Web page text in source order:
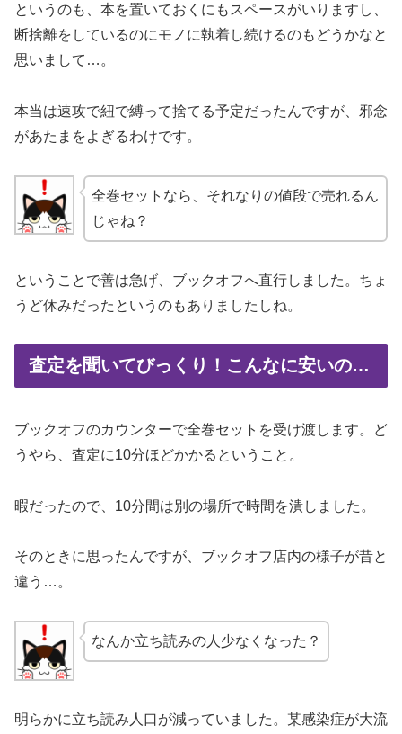
というのも、本を置いておくにもスペースがいりますし、
断捨離をしているのにモノに執着し続けるのもどうかなと
思いまして…。
本当は速攻で紐で縛って捨てる予定だったんですが、邪念
があたまをよぎるわけです。
全巻セットなら、それなりの値段で売れるん
じゃね？
ということで善は急げ、ブックオフへ直行しました。ちょ
うど休みだったというのもありましたしね。
査定を聞いてびっくり！こんなに安いの…
ブックオフのカウンターで全巻セットを受け渡します。ど
うやら、査定に10分ほどかかるということ。
暇だったので、10分間は別の場所で時間を潰しました。
そのときに思ったんですが、ブックオフ店内の様子が昔と
違う…。
なんか立ち読みの人少なくなった？
明らかに立ち読み人口が減っていました。某感染症が大流